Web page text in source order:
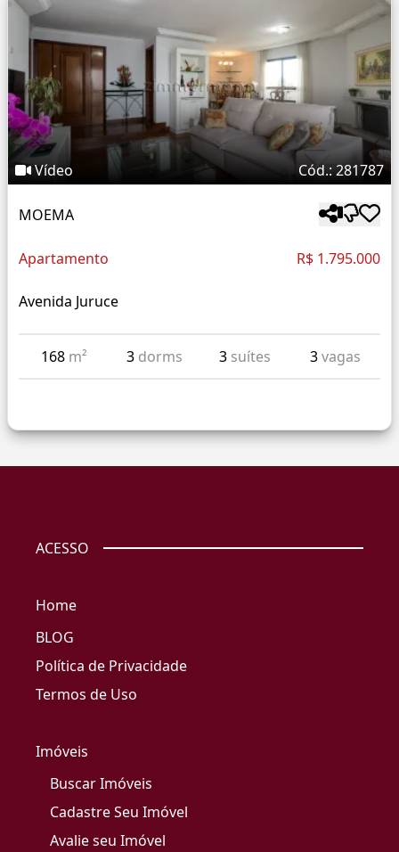
Vídeo Cód.: 281787
MOEMA
Apartamento R$ 1.795.000
Avenida Juruce
168 m² 3 dorms 3 suítes 3vagas
ACESSO
Home
BLOG
Política de Privacidade
Termos de Uso
Imóveis
Buscar Imóveis
Cadastre Seu Imóvel
Avalie seu Imóvel